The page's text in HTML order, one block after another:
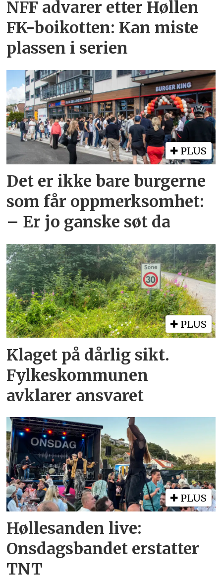
NFF advarer etter Høllen
FK-boikotten: Kan miste
plassen i serien
PLUS
Det er ikke bare burgerne
som får oppmerksomhet:
– Er jo ganske søt da
PLUS
Klaget på dårlig sikt.
Fylkeskommunen
avklarer ansvaret
PLUS
Høllesanden live:
Onsdagsbandet erstatter
TNT